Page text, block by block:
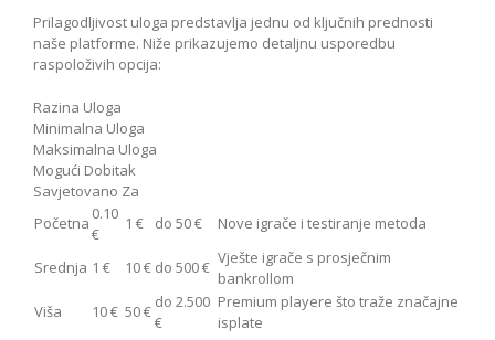
Prilagodljivost uloga predstavlja jednu od ključnih prednosti
naše platforme. Niže prikazujemo detaljnu usporedbu
raspoloživih opcija:
Razina Uloga
Minimalna Uloga
Maksimalna Uloga
Mogući Dobitak
Savjetovano Za
Početna 0.10
€
1 € do 50 € Nove igrače i testiranje metoda
Srednja 1 € 10 € do 500 € Vješte igrače s prosječnim
bankrollom
Viša
10 € 50 € do 2.500
€
Premium playere što traže značajne
isplate